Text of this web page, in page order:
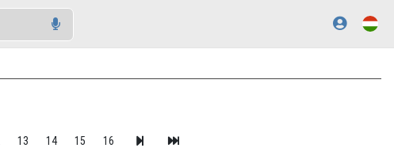
13 14 15 16